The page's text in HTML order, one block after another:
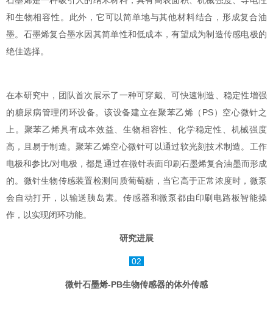
和生物相容性。此外，它可以简单地与其他材料结合，形成复合油
墨。石墨烯复合墨水因其简单性和低成本，有望成为制造传感电极的
绝佳选择。
在本研究中，团队首次展示了一种可穿戴、可快速制造、稳定性增强
的糖尿病管理闭环设备。该设备建立在聚苯乙烯（PS）空心微针之
上。聚苯乙烯具有成本效益、生物相容性、化学稳定性、机械强度
高，且易于制造。聚苯乙烯空心微针可以通过软光刻技术制造。工作
电极和参比/对电极，都是通过在微针表面印刷石墨烯复合油墨而形成
的。微针生物传感装置检测间质葡萄糖，当它高于正常浓度时，微泵
会自动打开，以输送胰岛素。传感器和微泵都由印刷电路板智能操
作，以实现闭环功能。
研究进展
02
微针石墨烯-PB生物传感器的体外传感